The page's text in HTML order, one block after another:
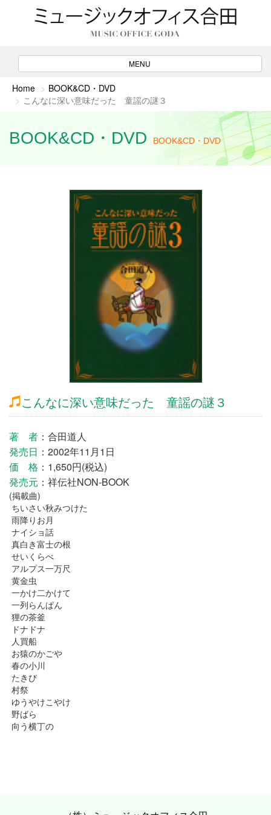
ナ
ビ
シ
MENU
Home
BOOK&CD・DVD
こんなに深い意味だった 童謡の謎３
BOOK&CD・DVD BOOK&CD・DVD
こんなに深い意味だった 童謡の謎３
著 者 ：合田道人
発売日 ：2002年11月1日
価 格 ：1,650円(税込)
発売元 ：祥伝社NON-BOOK
(掲載曲)
ちいさい秋みつけた
雨降りお月
ナイショ話
真白き富士の根
せいくらべ
アルプス一万尺
黄金虫
一かけ二かけて
一列らんぱん
狸の茶釜
ドナドナ
人買船
お猿のかごや
春の小川
たきび
村祭
ゆうやけこやけ
野ばら
向う横丁の